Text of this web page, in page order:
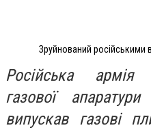
Зруйнований російськими
Російська
газової
випускав газові